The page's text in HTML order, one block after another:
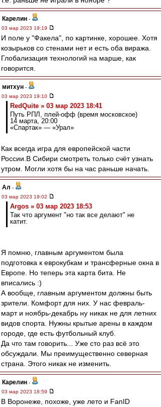
Карелин -
03 мар 2023 19:19
И поле у "Факела", по картинке, хорошее. Хотя
козырьков со стенами нет и есть оба виража.
Глобализация технологий на марше, как
говорится.
митхун -
03 мар 2023 19:10
RedQuite » 03 мар 2023 18:41
Путь РПЛ, плей-офф (время московское)
14 марта, 20:00
«Спартак» — «Урал»
Как всегда игра для европейской части
России.В Сибири смотреть только счёт узнать
утром. Могли хотя бы на час раньше начать.
Ал -
03 мар 2023 19:02
Argos » 03 мар 2023 18:53
Так что аргумент "но так все делают" не
катит.
Я помню, главным аргументом была
подготовка к еврокубкам и трансферные окна в
Европе. Но теперь эта карта бита. Не
вписались :)
А вообще, главным аргументом должны быть
зрители. Комфорт для них. У нас февраль-
март и ноябрь-декабрь ну никак не для летних
видов спорта. Нужны крытые арены в каждом
городе, где есть футбольный клуб.
Да что там говорить... Уже сто раз всё это
обсуждали. Мы преимущественно северная
страна. Этого никак не изменить.
Карелин -
03 мар 2023 18:59
В Воронеже, похоже, уже лето и FanID